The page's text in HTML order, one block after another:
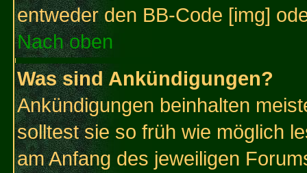
entweder den BB-Code [img]
Nach oben
Was sind Ankündigungen?
Ankündigungen beinhalten
solltest sie so früh wie möglich
am Anfang des jeweiligen